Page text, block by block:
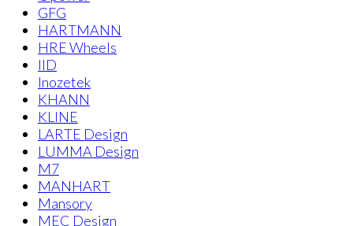
GFG
HARTMANN
HRE Wheels
IID
Inozetek
KHANN
KLINE
LARTE Design
LUMMA Design
M7
MANHART
Mansory
MEC Design